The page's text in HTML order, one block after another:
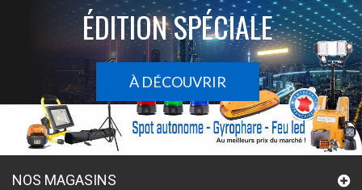
ÉDITION SPÉCIALE
À DÉCOUVRIR
NOS MAGASINS